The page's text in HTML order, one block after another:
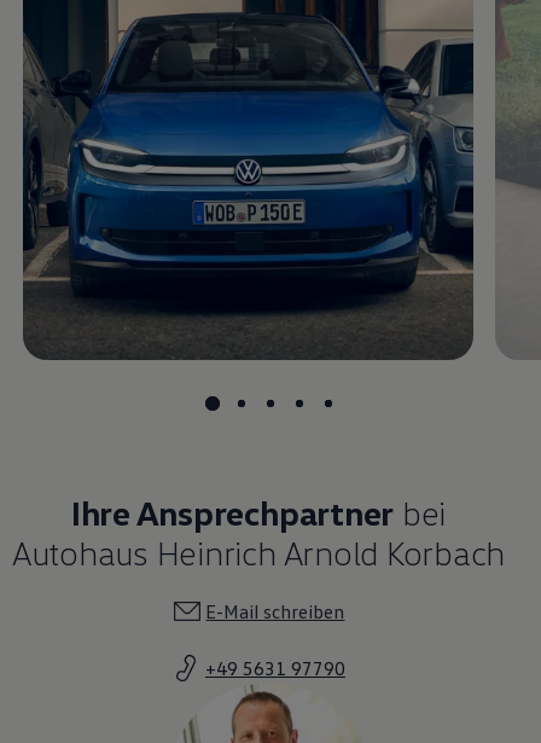
Updates für Software, Karten und Radio
Über Ihr Auto
Vorgängermodelle
Kundeninformationen
Volkswagen Kundenbetreuung
Warn- und Kontrollleuchten
Assistenzsysteme
Digitale Betriebsanleitung
Live Beratung
Magazin
Transport
Elektromobilität
Volkswagen R
Pannen- und Unfallhilfe
Ihre Ansprechpartner bei
Autohaus Heinrich Arnold Korbach
E-Mail schreiben
+49 5631 97790